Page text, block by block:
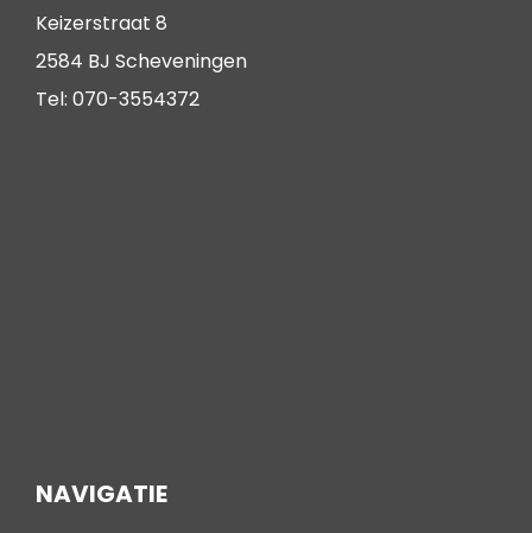
Keizerstraat 8
2584 BJ Scheveningen
Tel: 070-3554372
NAVIGATIE